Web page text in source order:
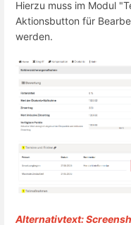
Hierzu muss im Modul
Aktionsbutton für
werden.
Alternativtext: